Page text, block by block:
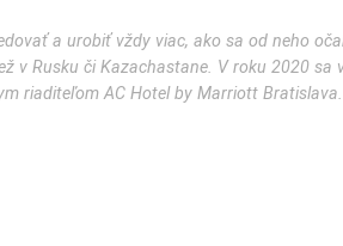
a urobiť vždy viac, ako sa od neho
v Rusku či Kazachastane. V roku 2020
riaditeľom AC Hotel by Marriott Bratislava.